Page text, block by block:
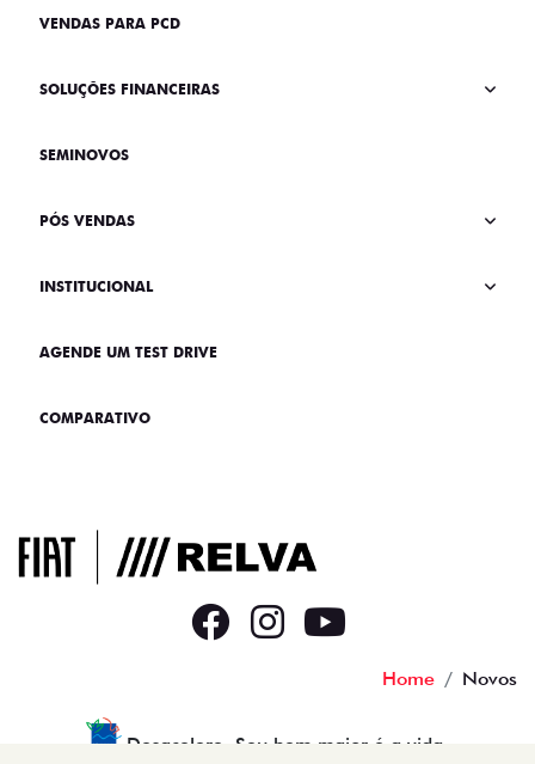
VENDAS PARA PCD
SOLUÇÕES FINANCEIRAS
SEMINOVOS
PÓS VENDAS
INSTITUCIONAL
AGENDE UM TEST DRIVE
COMPARATIVO
Home Novos
Desacelere. Seu bem maior é a vida.